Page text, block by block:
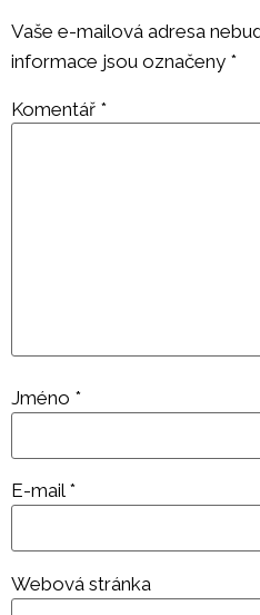
Vaše e-mailová adresa
informace jsou označeny *
Komentář *
Jméno *
E-mail *
Webová stránka